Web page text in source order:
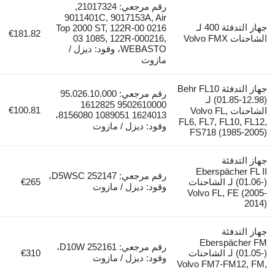
جهاز التدفئة 400 لـ
الشاحنات Volvo FMX
رقم مرجعي: 21017324,
9011401C, 9017153A, Air
Top 2000 ST, 122R-00 0216
03 1085, 122R-000216,
WEBASTO، وقود: ديزل /
مازوت
€181.82
جهاز التدفئة Behr FL10
(01.85-12.98) لـ
الشاحنات Volvo FL,
FL6, FL7, FL10, FL12,
FS718 (1985-2005)
رقم مرجعي: 95.026.10.000
9502610000 1612825
1624013 1089051 8156080،
وقود: ديزل / مازوت
€100.81
جهاز التدفئة
Eberspächer FL II
(01.06-) لـ الشاحنات
Volvo FL, FE (2005-
2014)
رقم مرجعي: D5WSC 252147،
وقود: ديزل / مازوت
€265
جهاز التدفئة
Eberspächer FM
(01.05-) لـ الشاحنات
Volvo FM7-FM12, FM,
رقم مرجعي: 252161 D10W،
وقود: ديزل / مازوت
€310